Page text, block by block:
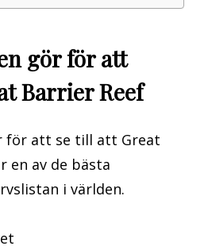
gör för att
Barrier Reef
för att se till att Great
en av de bästa
i världen.